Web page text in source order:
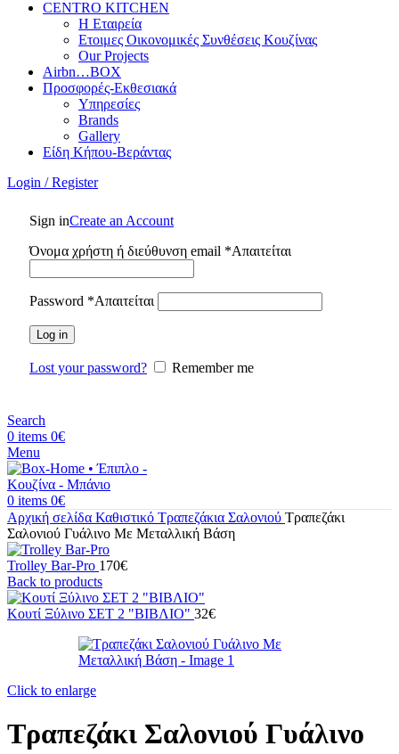
CENTRO KITCHEN
Η Εταιρεία
Ετοιμες Οικονομικές Συνθέσεις Κουζίνας
Our Projects
Airbn…BOX
Προσφορές-Εκθεσιακά
Υπηρεσίες
Brands
Gallery
Είδη Κήπου-Βεράντας
Login / Register
Sign inCreate an Account
Όνομα χρήστη ή διεύθυνση email *Απαιτείται
Password *Απαιτείται
Log in
Lost your password? Remember me
Search
0 items 0€
Menu
0 items 0€
Αρχική σελίδα Καθιστικό Τραπεζάκια Σαλονιού Τραπεζάκι
Σαλονιού Γυάλινο Με Μεταλλική Βάση
Trolley Bar-Pro 170€
Back to products
Κουτί Ξύλινο ΣΕΤ 2 "ΒΙΒΛΙΟ" 32€
Click to enlarge
Τραπεζάκι Σαλονιού Γυάλινο